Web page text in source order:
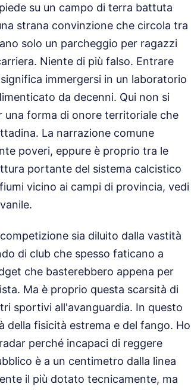
su un campo di terra battuta
strana convinzione che circola tra
solo un parcheggio per ragazzi
Niente di più falso. Entrare
immergersi in un laboratorio
da decenni. Qui non si
forma di onore territoriale che
La narrazione comune
poveri, eppure è proprio tra le
portante del sistema calcistico
vicino ai campi di provincia, vedi
sia diluito dalla vastità
di club che spesso faticano a
che basterebbero appena per
Ma è proprio questa scarsità di
sportivi all'avanguardia. In questo
fisicità estrema e del fango. Ho
perché incapaci di reggere
è a un centimetro dalla linea
il più dotato tecnicamente, ma